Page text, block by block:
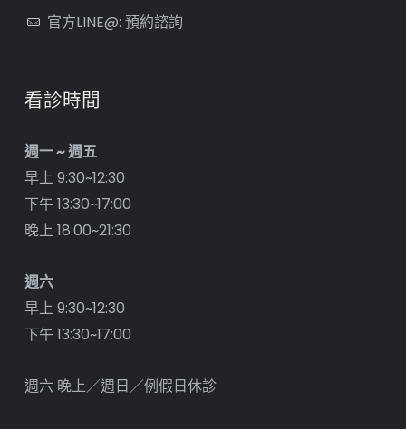
官方LINE@: 預約諮詢
看診時間
週一 ~ 週五
早上 9:30~12:30
下午 13:30~17:00
晚上 18:00~21:30
週六
早上 9:30~12:30
下午 13:30~17:00
週六 晚上／週日／例假日休診